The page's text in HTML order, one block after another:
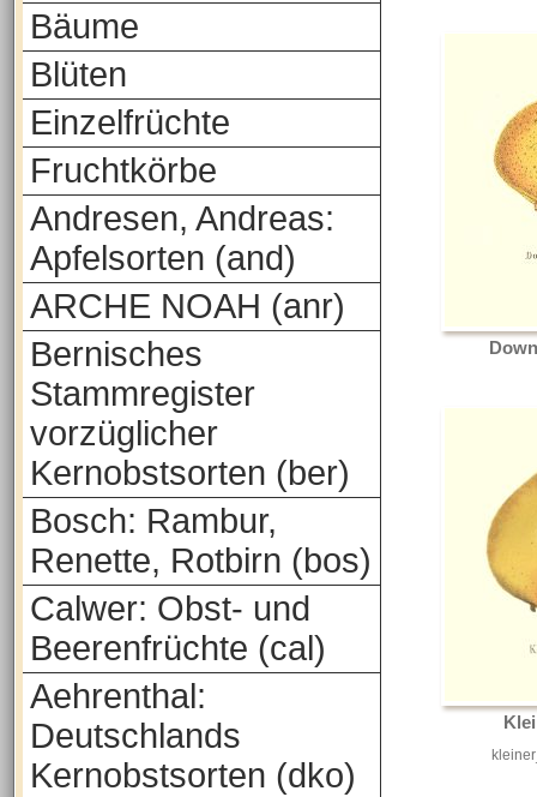
Bäume
Blüten
Einzelfrüchte
Fruchtkörbe
Andresen, Andreas:
Apfelsorten (and)
ARCHE NOAH (anr)
Bernisches
Stammregister
vorzüglicher
Kernobstsorten (ber)
Bosch: Rambur,
Renette, Rotbirn (bos)
Calwer: Obst- und
Beerenfrüchte (cal)
Aehrenthal:
Deutschlands
Kernobstsorten (dko)